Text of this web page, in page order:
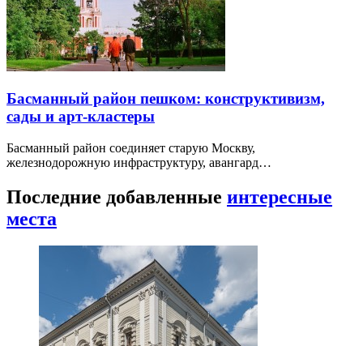
Басманный район пешком: конструктивизм,
сады и арт-кластеры
Басманный район соединяет старую Москву,
железнодорожную инфраструктуру, авангард…
Последние добавленные интересные
места